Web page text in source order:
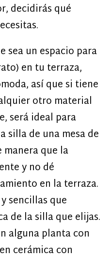
decidirás qué
sea un espacio para
en tu terraza,
así que si tiene
otro material
será ideal para
silla de una mesa de
que la
y no dé
en la terraza.
sencillas que
de la silla que elijas.
alguna planta con
cerámica con